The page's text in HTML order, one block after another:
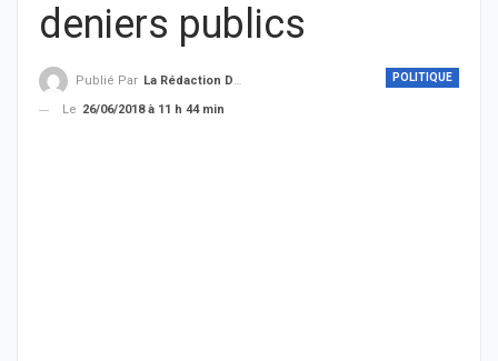
deniers publics
POLITIQUE
Publié Par La Rédaction De THIEYSENEGAL.com
Le 26/06/2018 à 11 h 44 min